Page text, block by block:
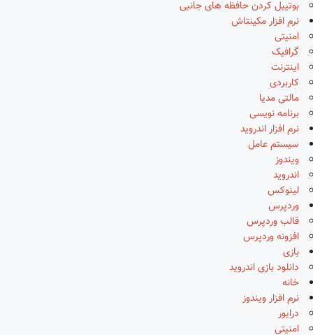
بوتیبل کردن حافظه های جانبی
نرم افزار مکینتاش
امنیتی
گرافیک
اینترنت
کاربردی
مالتی مدیا
برنامه نویسی
نرم افزار اندروید
سیستم عامل
ویندوز
اندروید
لینوکس
وردپرس
قالب وردپرس
افزونه وردپرس
بازی
دانلود بازی اندروید
خانه
نرم افزار ویندوز
درایور
امنیتی